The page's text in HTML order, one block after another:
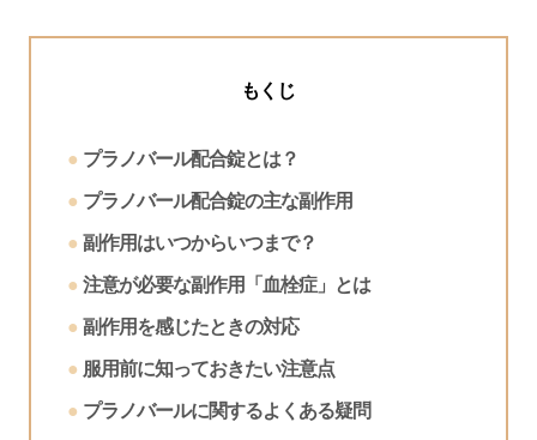
もくじ
プラノバール配合錠とは？
プラノバール配合錠の主な副作用
副作用はいつからいつまで？
注意が必要な副作用「血栓症」とは
副作用を感じたときの対応
服用前に知っておきたい注意点
プラノバールに関するよくある疑問